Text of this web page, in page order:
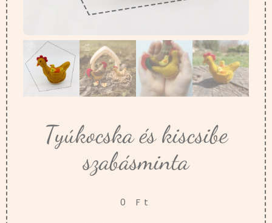
Tyúkocska és kiscsibe
szabásminta
0Ft